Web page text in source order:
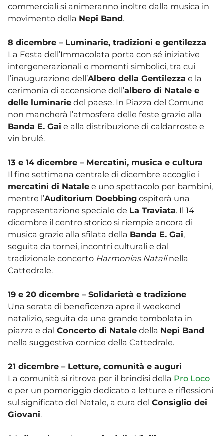
commerciali si animeranno inoltre dalla musica in
movimento della Nepi Band.
8 dicembre – Luminarie, tradizioni e gentilezza
La Festa dell’Immacolata porta con sé iniziative
intergenerazionali e momenti simbolici, tra cui
l’inaugurazione dell’Albero della Gentilezza e la
cerimonia di accensione dell’albero di Natale e
delle luminarie del paese. In Piazza del Comune
non mancherà l’atmosfera delle feste grazie alla
Banda E. Gai e alla distribuzione di caldarroste e
vin brulé.
13 e 14 dicembre – Mercatini, musica e cultura
Il fine settimana centrale di dicembre accoglie i
mercatini di Natale e uno spettacolo per bambini,
mentre l’Auditorium Doebbing ospiterà una
rappresentazione speciale de La Traviata. Il 14
dicembre il centro storico si riempie ancora di
musica grazie alla sfilata della Banda E. Gai,
seguita da tornei, incontri culturali e dal
tradizionale concerto Harmonias Natalinella
Cattedrale.
19 e 20 dicembre – Solidarietà e tradizione
Una serata di beneficenza apre il weekend
natalizio, seguita da una grande tombolata in
piazza e dal Concerto di Natale della Nepi Band
nella suggestiva cornice della Cattedrale.
21 dicembre – Letture, comunità e auguri
La comunità si ritrova per il brindisi della Pro Loco
e per un pomeriggio dedicato a letture e riflessioni
sul significato del Natale, a cura del Consiglio dei
Giovani.